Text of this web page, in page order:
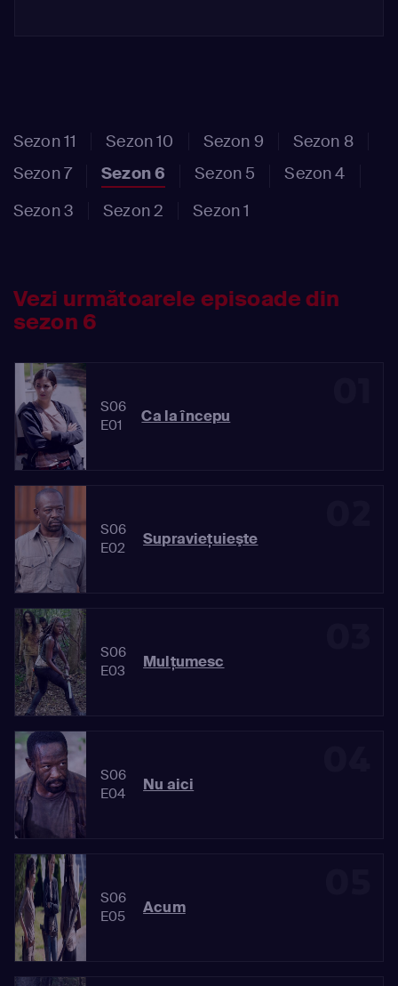
Sezon 11 Sezon 10 Sezon 9
Sezon 8
Sezon 7
Sezon 6 Sezon 5
Sezon 4
Sezon 3
Sezon 2 Sezon 1
Vezi următoarele episoade din
sezon 6
S06
E01
Ca la începu
S06
E02
Supravieţuieşte
S06
E03
Mulţumesc
S06
E04
Nu aici
S06
E05
Acum